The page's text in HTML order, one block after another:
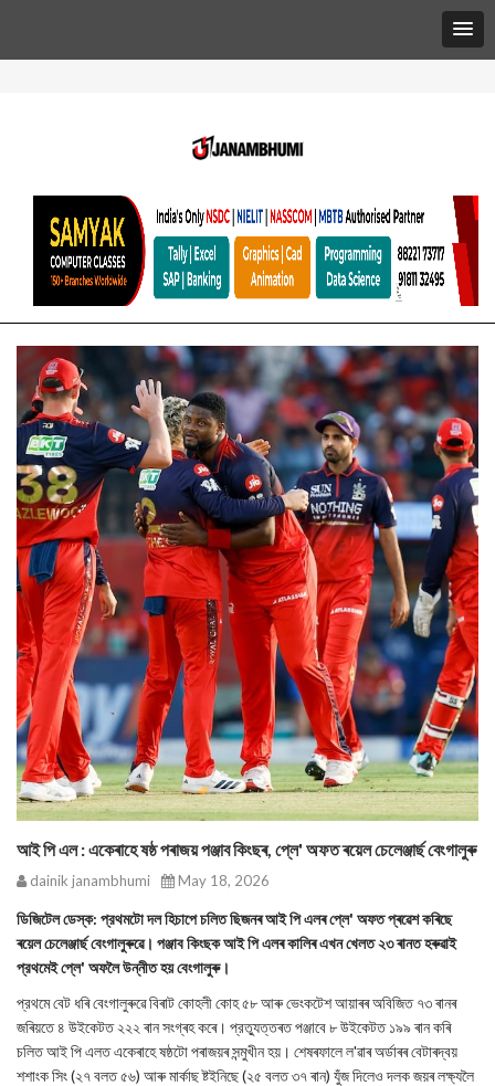
আই পি এল : একেৰাহে ষষ্ঠ পৰাজয় পঞ্জাব কিংছৰ, প্লে' অফত ৰয়েল চেলেঞ্জাৰ্ছ বেংগালুৰু
dainik janambhumi May 18, 2026
ডিজিটেল ডেস্ক: প্রথমটো দল হিচাপে চলিত ছিজনৰ আই পি এলৰ প্লে' অফত প্ৰৱেশ কৰিছে
ৰয়েল চেলেঞ্জাৰ্ছ বেংগালুৰুৱে। পঞ্জাব কিংছক আই পি এলৰ কালিৰ এখন খেলত ২৩ ৰানত হৰুৱাই
প্রথমেই প্লে' অফলৈ উন্নীত হয় বেংগালুৰু।
প্রথমে বেট ধৰি বেংগালুৰুৱে বিৰাট কোহলী কোহ ৫৮ আৰু ভেংকটেশ আয়াৰৰ অবিজিত ৭৩ ৰানৰ
জৰিয়তে ৪ উইকেটত ২২২ ৰান সংগ্ৰহ কৰে। প্রত্যুত্তৰত পঞ্জাবে ৮ উইকেটত ১৯৯ ৰান কৰি
চলিত আই পি এলত একেৰাহে ষষ্ঠটো পৰাজয়ৰ সন্মুখীন হয়। শেষৰফালে ল'ৱাৰ অৰ্ডাৰৰ বেটাৰদ্বয়
শশাংক সিং (২৭ বলত ৫৬) আৰু মাৰ্কাছ ষ্টইনিছে (২৫ বলত ৩৭ ৰান) যুঁজ দিলেও দলক জয়ৰ লক্ষ্যলৈ